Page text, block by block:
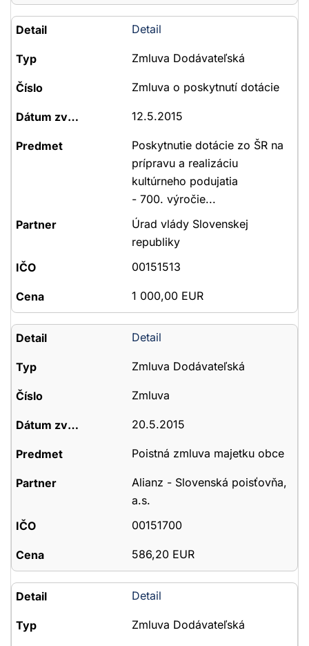
Detail
Zmluva Dodávateľská
Zmluva o poskytnutí dotácie
12.5.2015
Poskytnutie dotácie zo ŠR na
prípravu a realizáciu
kultúrneho podujatia
- 700. výročie...
Úrad vlády Slovenskej
republiky
00151513
1 000,00 EUR
Detail
Zmluva Dodávateľská
Zmluva
20.5.2015
Poistná zmluva majetku obce
Alianz - Slovenská poisťovňa,
a.s.
00151700
586,20 EUR
Detail
Zmluva Dodávateľská